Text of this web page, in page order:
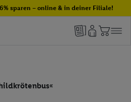
sparen – online & in deiner Filiale!